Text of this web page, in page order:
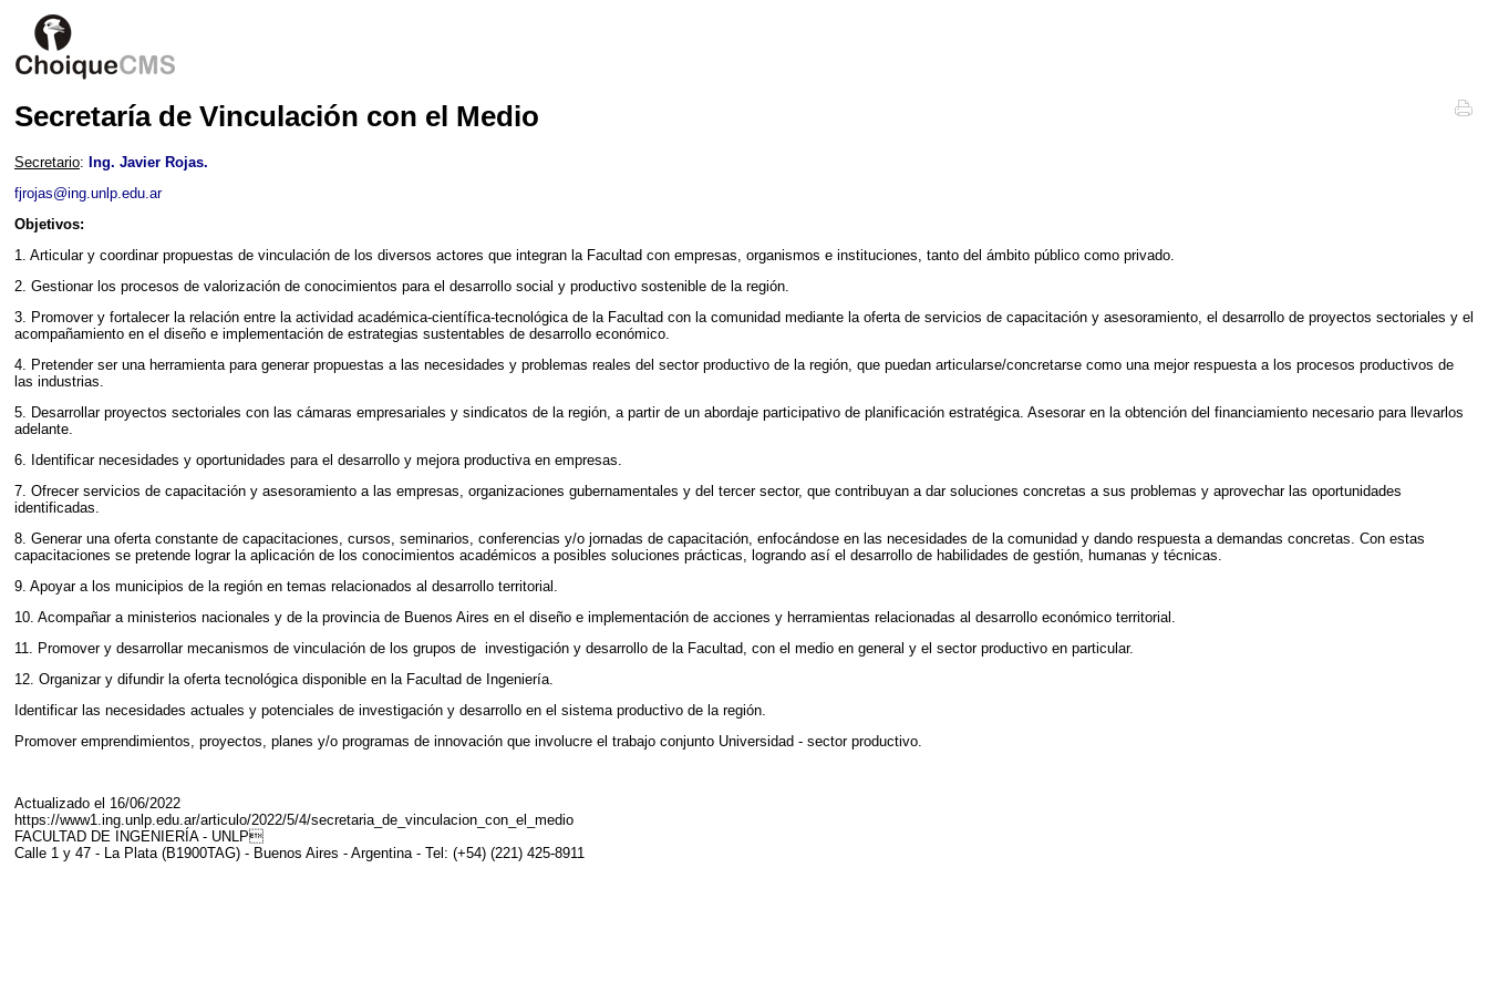
Secretaría de Vinculación con el Medio
Secretario: Ing. Javier Rojas.
fjrojas@ing.unlp.edu.ar
Objetivos:
1. Articular y coordinar propuestas de vinculación de los diversos actores que integran la Facultad con empresas, organismos e instituciones, tanto del ámbito público como privado.
2. Gestionar los procesos de valorización de conocimientos para el desarrollo social y productivo sostenible de la región.
3. Promover y fortalecer la relación entre la actividad académica-científica-tecnológica de la Facultad con la comunidad mediante la oferta de servicios de capacitación y asesoramiento, el desarrollo de proyectos sectoriales y el
acompañamiento en el diseño e implementación de estrategias sustentables de desarrollo económico.
4. Pretender ser una herramienta para generar propuestas a las necesidades y problemas reales del sector productivo de la región, que puedan articularse/concretarse como una mejor respuesta a los procesos productivos de
las industrias.
5. Desarrollar proyectos sectoriales con las cámaras empresariales y sindicatos de la región, a partir de un abordaje participativo de planificación estratégica. Asesorar en la obtención del financiamiento necesario para llevarlos
adelante.
6. Identificar necesidades y oportunidades para el desarrollo y mejora productiva en empresas.
7. Ofrecer servicios de capacitación y asesoramiento a las empresas, organizaciones gubernamentales y del tercer sector, que contribuyan a dar soluciones concretas a sus problemas y aprovechar las oportunidades
identificadas.
8. Generar una oferta constante de capacitaciones, cursos, seminarios, conferencias y/o jornadas de capacitación, enfocándose en las necesidades de la comunidad y dando respuesta a demandas concretas. Con estas
capacitaciones se pretende lograr la aplicación de los conocimientos académicos a posibles soluciones prácticas, logrando así el desarrollo de habilidades de gestión, humanas y técnicas.
9. Apoyar a los municipios de la región en temas relacionados al desarrollo territorial.
10. Acompañar a ministerios nacionales y de la provincia de Buenos Aires en el diseño e implementación de acciones y herramientas relacionadas al desarrollo económico territorial.
11. Promover y desarrollar mecanismos de vinculación de los grupos de investigación y desarrollo de la Facultad, con el medio en general y el sector productivo en particular.
12. Organizar y difundir la oferta tecnológica disponible en la Facultad de Ingeniería.
Identificar las necesidades actuales y potenciales de investigación y desarrollo en el sistema productivo de la región.
Promover emprendimientos, proyectos, planes y/o programas de innovación que involucre el trabajo conjunto Universidad - sector productivo.
Actualizado el 16/06/2022
https://www1.ing.unlp.edu.ar/articulo/2022/5/4/secretaria_de_vinculacion_con_el_medio
FACULTAD DE INGENIERÍA - UNLP
Calle 1 y 47 - La Plata (B1900TAG) - Buenos Aires - Argentina - Tel: (+54) (221) 425-8911